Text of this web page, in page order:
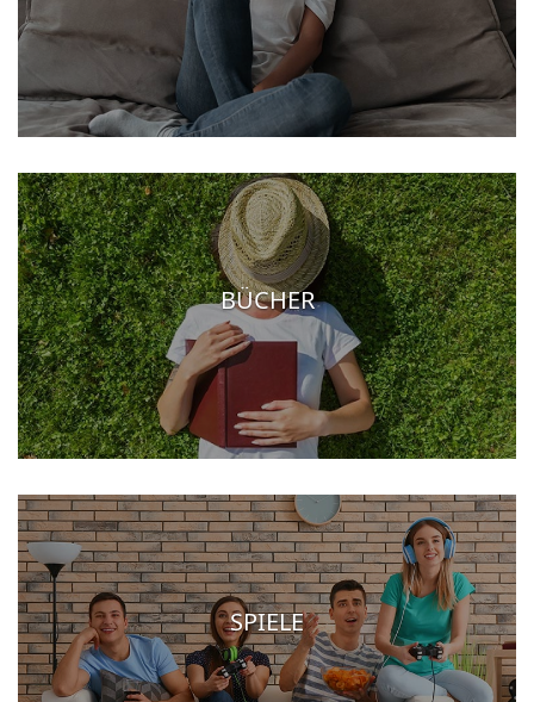
BÜCHER
SPIELE